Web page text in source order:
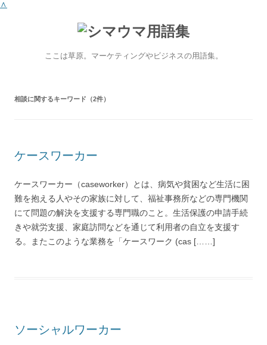
∧
ここは草原。マーケティングやビジネスの用語集。
相談に関するキーワード（2件）
ケースワーカー
ケースワーカー（caseworker）とは、病気や貧困など生活に困
難を抱える人やその家族に対して、福祉事務所などの専門機関
にて問題の解決を支援する専門職のこと。生活保護の申請手続
きや就労支援、家庭訪問などを通じて利用者の自立を支援す
る。またこのような業務を「ケースワーク (cas [……]
ソーシャルワーカー